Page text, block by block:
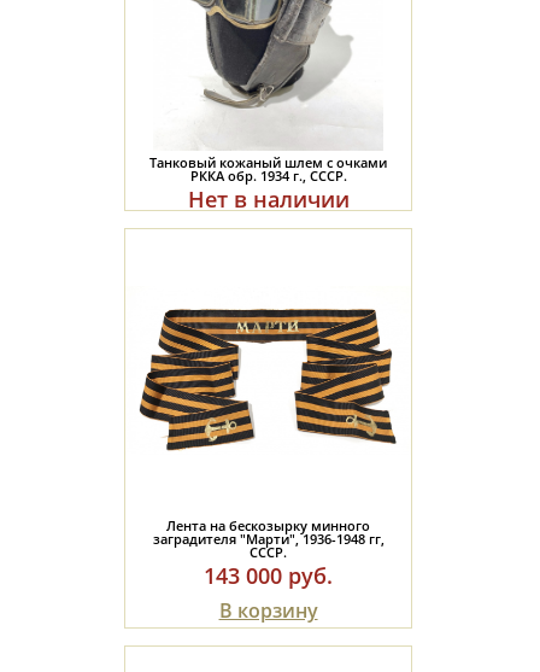
Танковый кожаный шлем с очками
РККА обр. 1934 г., СССР.
Нет в наличии
Лента на бескозырку минного
заградителя "Марти", 1936-1948 гг,
СССР.
143 000 руб.
В корзину